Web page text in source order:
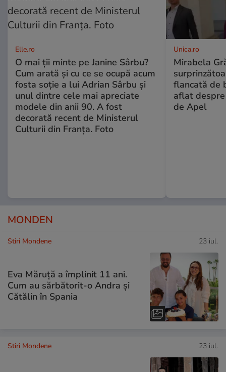
Elle.ro
O mai ții minte pe Janine Sârbu?
Cum arată și cu ce se ocupă acum
fosta soție a lui Adrian Sârbu și
unul dintre cele mai apreciate
modele din anii 90. A fost
decorată recent de Ministerul
Culturii din Franța. Foto
Unica.ro
Mirabela
flancată de
aflat
de Apel
MONDEN
Stiri Mondene 23 iul.
Eva Măruță a împlinit 11 ani.
Cum au sărbătorit-o Andra și
Cătălin în Spania
Stiri Mondene 23 iul.